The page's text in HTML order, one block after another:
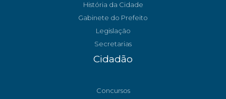
História da Cidade
Gabinete do Prefeito
Legislação
Secretarias
Cidadão
Concursos